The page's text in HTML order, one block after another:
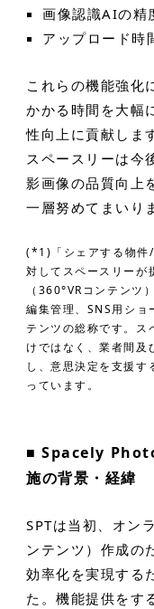
画像認識AIの精
アップロード時
これらの機能強化
かかる時間を大幅
性向上に貢献しま
スペースリーは今
影画像の品質向上
一層努めてまいり
(*1)「シェアする物件/
対してスペースリーが
（360°VRコンテンツ
編集管理、SNS用ショ
テンツの総称です。ス
けではなく、業者間及
し、意思決定を支援
っています。
■ Spacely
施の背景・経緯
SPTは当初、オン
ンテンツ）作成の
効率化を実現する
た。機能提供をす